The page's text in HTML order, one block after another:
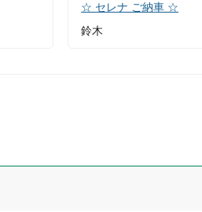
☆ セレナ ご納車 ☆
鈴木